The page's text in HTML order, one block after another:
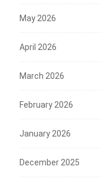
May 2026
April 2026
March 2026
February 2026
January 2026
December 2025